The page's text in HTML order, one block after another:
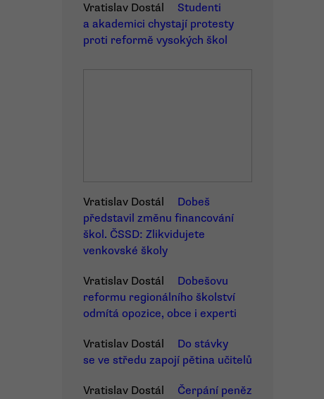
Vratislav Dostál
Studenti
a akademici chystají protesty
proti reformě vysokých škol
Vratislav Dostál
Dobeš
představil změnu financování
škol. ČSSD: Zlikvidujete
venkovské školy
Vratislav Dostál
Dobešovu
reformu regionálního školství
odmítá opozice, obce i experti
Vratislav Dostál
Do stávky
se ve středu zapojí pětina učitelů
Vratislav Dostál
Čerpání peněz